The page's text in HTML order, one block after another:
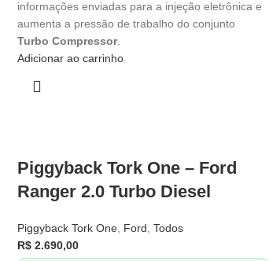
informações enviadas para a injeção eletrônica e
aumenta a pressão de trabalho do conjunto
Turbo Compressor.
Adicionar ao carrinho
Piggyback Tork One – Ford
Ranger 2.0 Turbo Diesel
Piggyback Tork One, Ford Todos
R$2.690,00